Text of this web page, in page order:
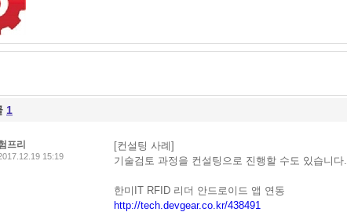
1
프리
15:19
[컨설팅 사례]
기술검토 과정을 컨설팅으로 진행할 수도 있습니다.
한미IT RFID 리더 안드로이드 앱 연동
http://tech.devgear.co.kr/438491